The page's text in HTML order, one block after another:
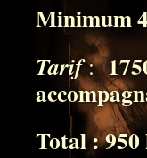
Minimum
Tarif:
Total : 950